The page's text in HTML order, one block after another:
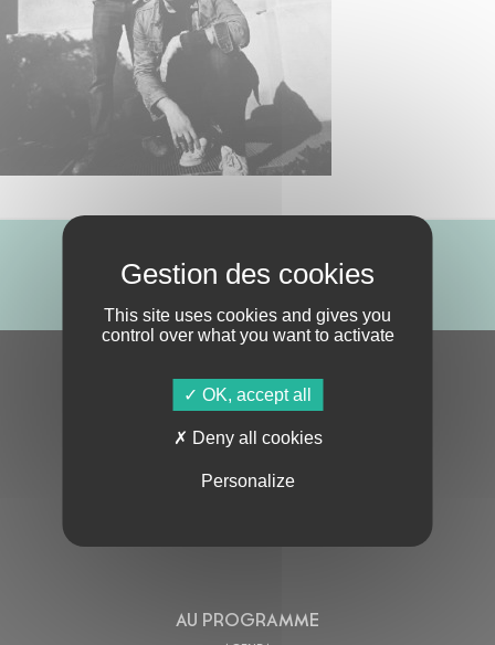
ABONNE-TOI !
S'ABONNER À LA NEWSLETTER
AU PROGRAMME
This site uses cookies and gives you
control over what you want to activate
OK, accept all
Deny all cookies
Personalize